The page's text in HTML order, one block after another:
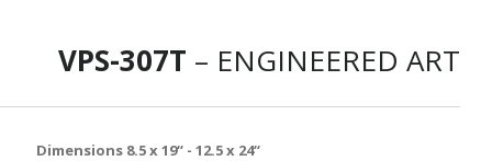
VPS-307T – ENGINEERED ART
Dimensions 8.5 x 19“ - 12.5 x 24“